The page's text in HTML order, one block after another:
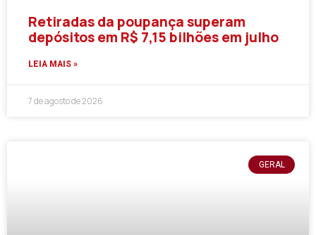
Retiradas da poupança superam
depósitos em R$ 7,15 bilhões em julho
LEIA MAIS »
7 de agosto de 2026
GERAL